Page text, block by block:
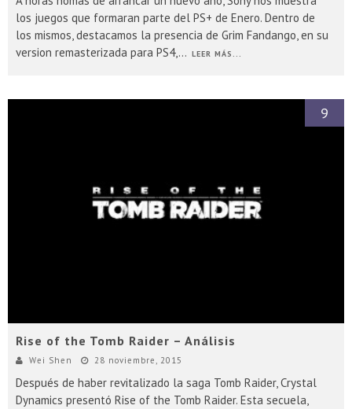
los juegos que formaran parte del PS+ de Enero. Dentro de
los mismos, destacamos la presencia de Grim Fandango, en su
version remasterizada para PS4,... LEER MÁS...
9
Rise of the Tomb Raider – Análisis
Wei Shen 28 noviembre, 2015
Después de haber revitalizado la saga Tomb Raider, Crystal
Dynamics presentó Rise of the Tomb Raider. Esta secuela,